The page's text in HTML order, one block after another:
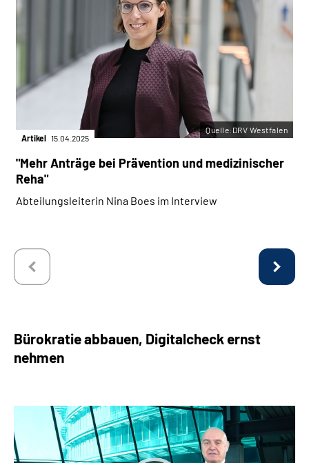
Artikel 15.04.2025
"Mehr Anträge bei Prävention und medizinischer
Reha"
Abteilungsleiterin Nina Boes im Interview
Quelle:DRV Westfalen
Bürokratie abbauen, Digitalcheck ernst
nehmen